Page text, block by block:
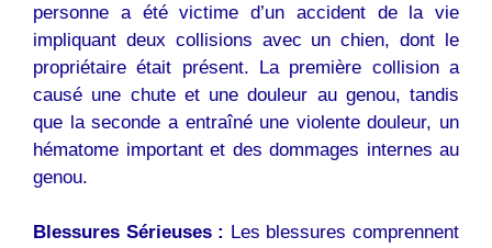
personne a été victime d’un accident de la vie
impliquant deux collisions avec un chien, dont le
propriétaire était présent. La première collision a
causé une chute et une douleur au genou, tandis
que la seconde a entraîné une violente douleur, un
hématome important et des dommages internes au
genou.
Blessures Sérieuses : Les blessures comprennent